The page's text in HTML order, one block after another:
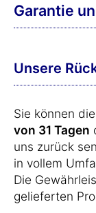
Garantie
Unsere
Sie können
von 31 Tagen
uns zurück
in vollem
Die
gelieferten